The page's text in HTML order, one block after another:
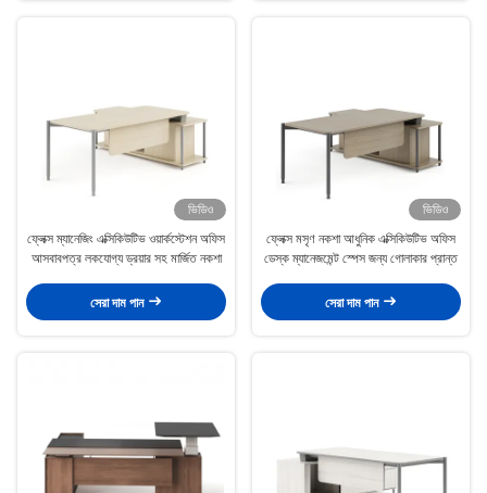
ভিডিও
ফ্লেক্স ম্যানেজিং এক্সিকিউটিভ ওয়ার্কস্টেশন অফিস
আসবাবপত্র লকযোগ্য ড্রয়ার সহ মার্জিত নকশা
সেরা দাম পান
ভিডিও
ফ্লেক্স মসৃণ নকশা আধুনিক এক্সিকিউটিভ অফিস
ডেস্ক ম্যানেজমেন্ট স্পেস জন্য গোলাকার প্রান্ত
সেরা দাম পান